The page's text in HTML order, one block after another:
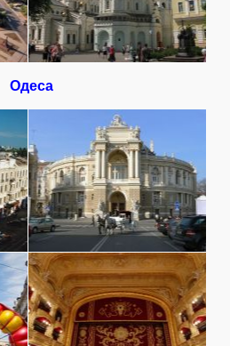
Одеса